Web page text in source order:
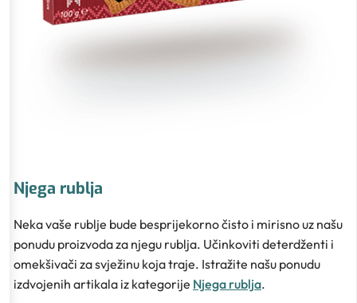
Njega rublja
Neka vaše rublje bude besprijekorno čisto i mirisno uz našu
ponudu proizvoda za njegu rublja. Učinkoviti deterdženti i
omekšivači za svježinu koja traje. Istražite našu ponudu
izdvojenih artikala iz kategorije Njega rublja.